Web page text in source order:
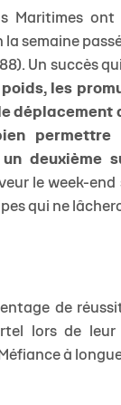
Maritimes ont
semaine
Un succès
les
déplacement
permettre
deuxième
le week-end
qui ne
de
lors de
à